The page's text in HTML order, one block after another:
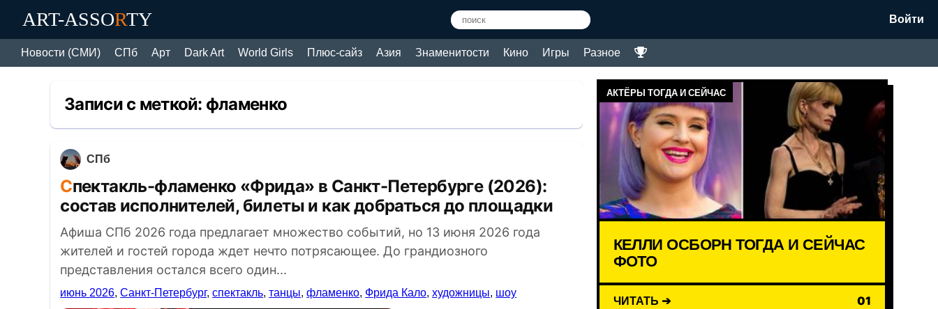
ART-ASSORTY Войти
Новости (СМИ) СПб Арт Dark Art World Girls Плюс-сайз Азия Знаменитости Кино Игры Разное
Записи с меткой: фламенко
СПб
Спектакль-фламенко «Фрида» в Санкт-Петербурге (2026):
состав исполнителей, билеты и как добраться до площадки
Афиша СПб 2026 года предлагает множество событий, но 13 июня 2026 года
жителей и гостей города ждет нечто потрясающее. До грандиозного
представления остался всего один...
июнь 2026,Санкт-Петербург,спектакль,танцы,фламенко, Фрида Кало,художницы, шоу
АКТЁРЫ ТОГДА И СЕЙЧАС
КЕЛЛИ ОСБОРН ТОГДА И СЕЙЧАС
ФОТО
ЧИТАТЬ ➔ 01